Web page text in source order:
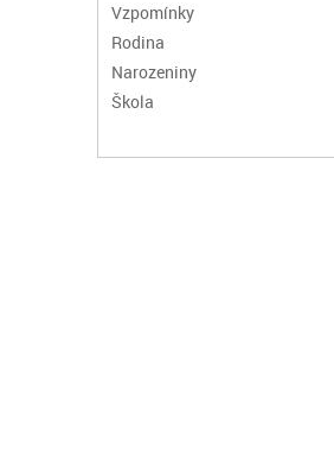
Vzpomínky
Rodina
Narozeniny
Škola